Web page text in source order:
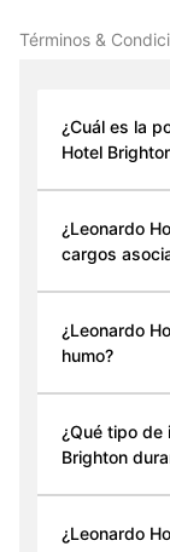
Términos &
¿Cuál es la
Hotel
¿Leonardo
cargos
¿Leonardo
humo?
¿Qué tipo de
Brighton
¿Leonardo